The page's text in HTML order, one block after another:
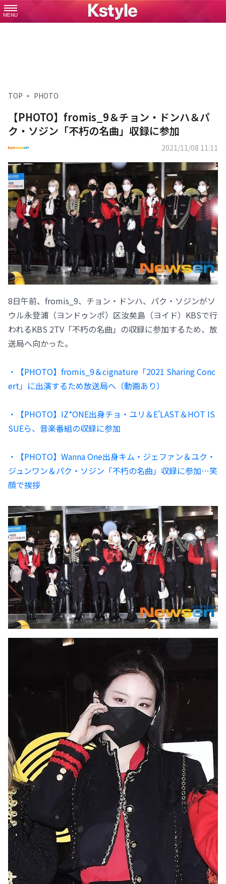
MENU
TOP PHOTO
【PHOTO】fromis_9＆チョン・ドンハ＆パ
ク・ソジン「不朽の名曲」収録に参加
2021/11/08 11:11
8日午前、fromis_9、チョン・ドンハ、パク・ソジンがソ
ウル永登浦（ヨンドゥンポ）区汝矣島（ヨイド）KBSで行
われるKBS 2TV「不朽の名曲」の収録に参加するため、放
送局へ向かった。
・【PHOTO】fromis_9＆cignature「2021 Sharing Conc
ert」に出演するため放送局へ（動画あり）
・【PHOTO】IZ*ONE出身チョ・ユリ＆E'LAST＆HOT IS
SUEら、音楽番組の収録に参加
・【PHOTO】Wanna One出身キム・ジェファン＆ユク・
ジュンワン＆パク・ソジン「不朽の名曲」収録に参加…笑
顔で挨拶